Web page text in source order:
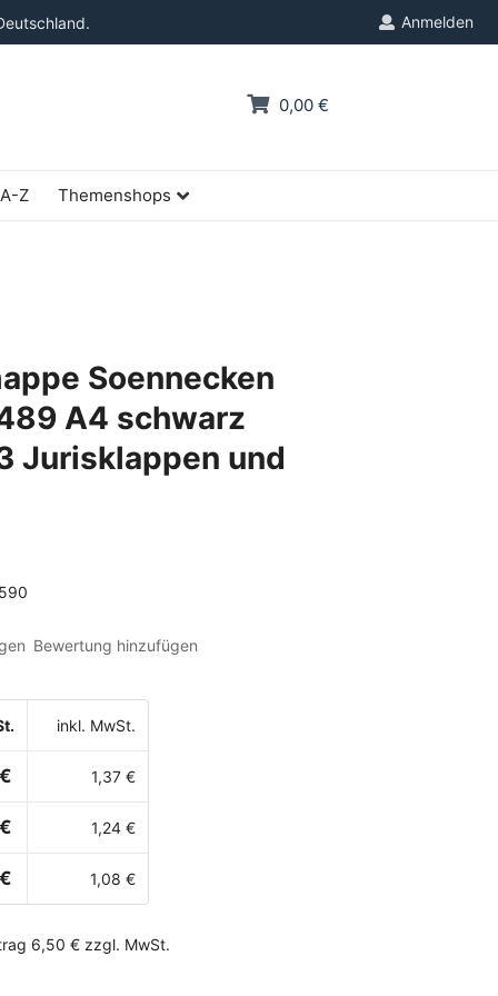
Anmelden
0,00 €
Z Themenshops
Soennecken
A4 schwarz
Jurisklappen und
Bewertung hinzufügen
inkl. MwSt.
1,37 €
1,24 €
1,08 €
6,50 € zzgl. MwSt.